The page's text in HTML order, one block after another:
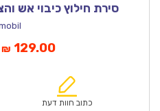
סירת חילוץ כיבוי אש והצלה
₪184.00.
₪ 129.00המחיר
הוא:
כתוב חוות דעת